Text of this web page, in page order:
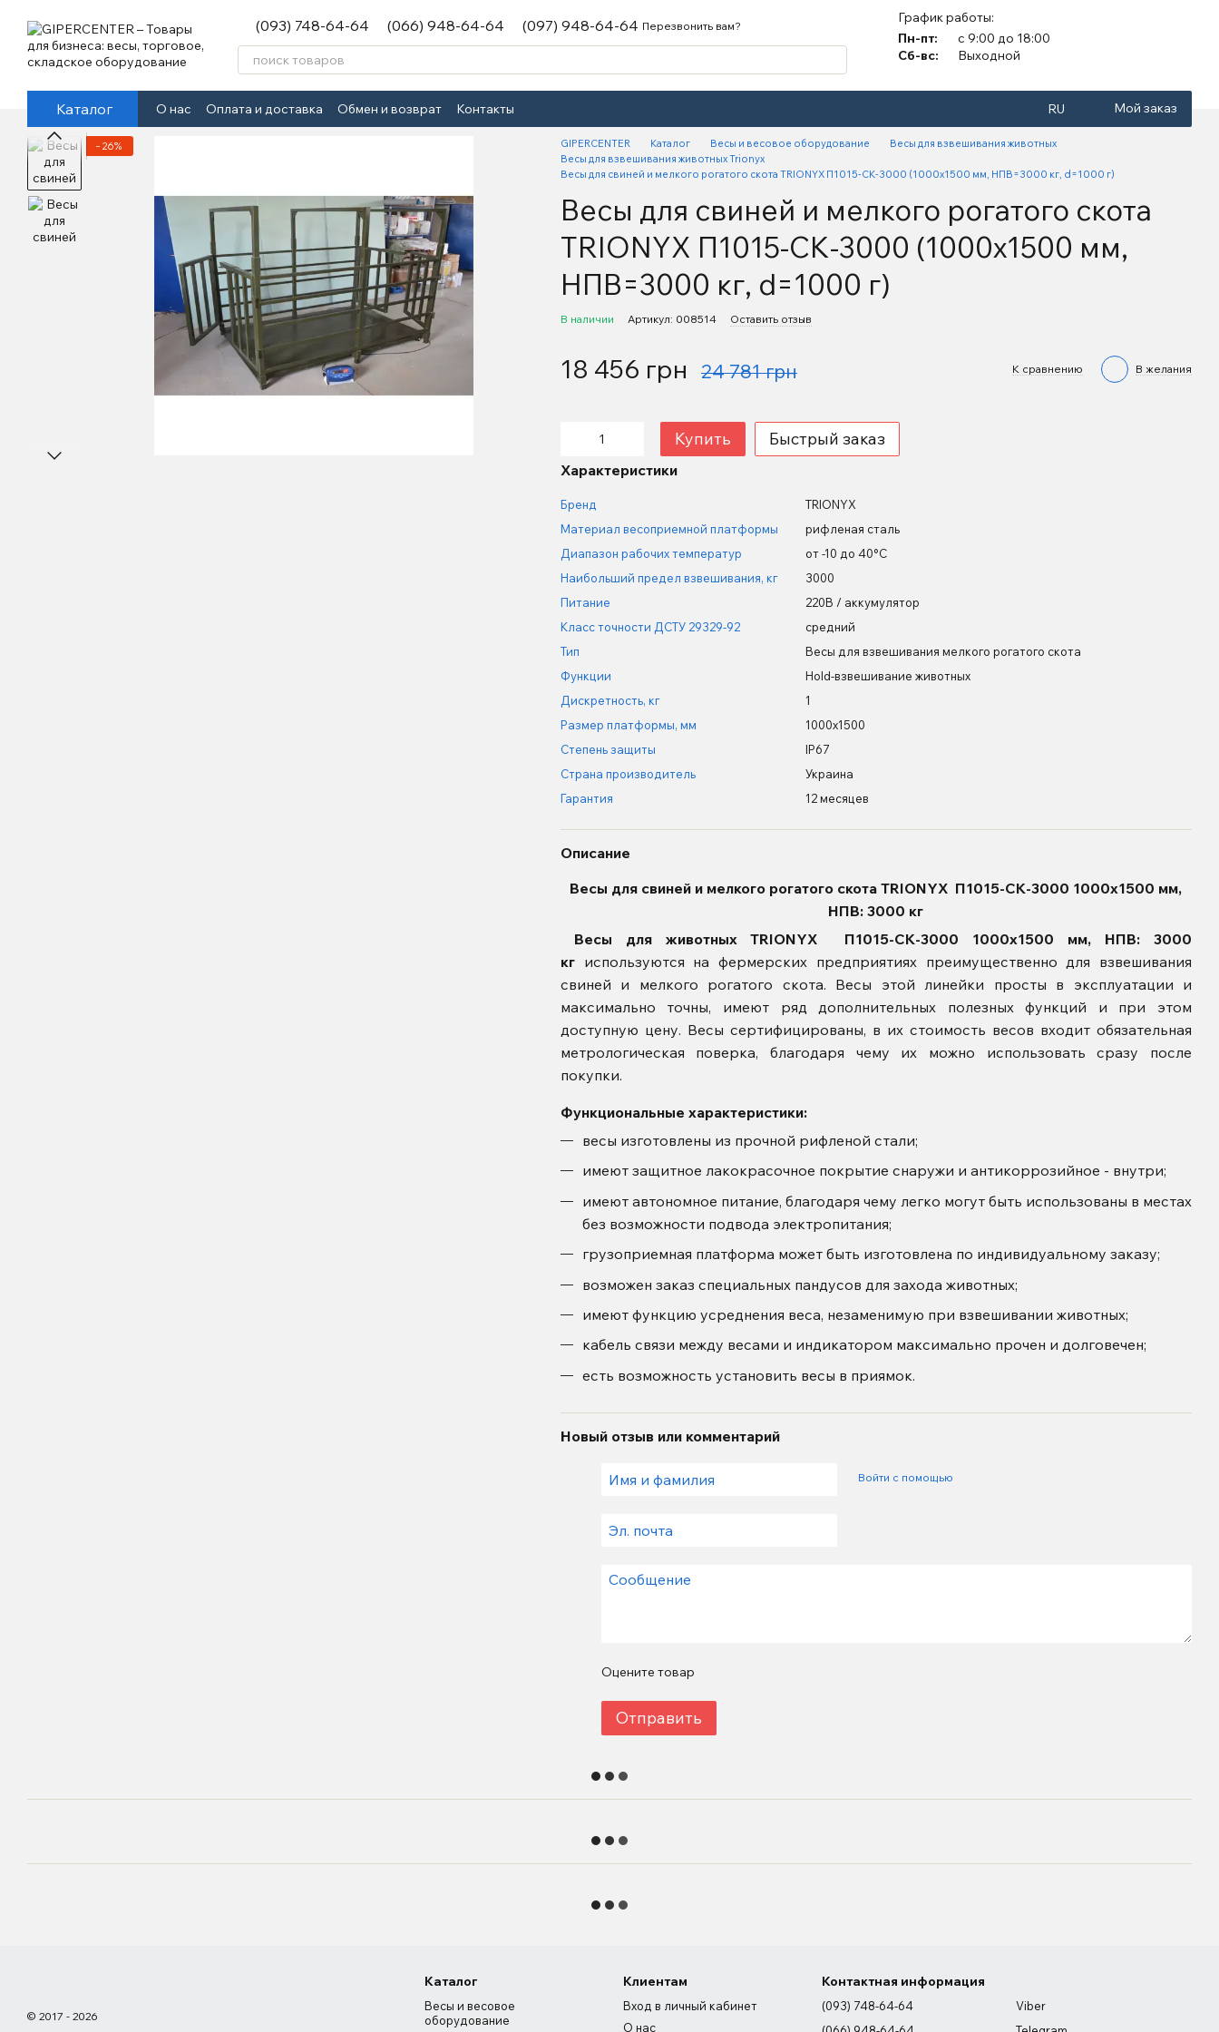
(093) 748-64-64 (066) 948-64-64 (097) 948-64-64 Перезвонить вам?
График работы:
Пн-пт:
с 9:00 до 18:00
Сб-вс:
Выходной
Каталог О нас Оплата и доставка Обмен и возврат Контакты RU Мой заказ
−26% GIPERCENTER Каталог Весы и весовое оборудование
Весы для взвешивания животных
Весы для взвешивания животных Trionyx
Весы для свиней и мелкого рогатого скота TRIONYX П1015-СК-3000 (1000х1500 мм, НПВ=3000 кг, d=1000 г)
Весы для свиней и мелкого рогатого скота
TRIONYX П1015-СК-3000 (1000х1500 мм,
НПВ=3000 кг, d=1000 г)
В наличии Артикул: 008514 Оставить отзыв
18 456 грн 24 781 грн К сравнению В желания
Купить Быстрый заказ
Характеристики
Бренд
TRIONYX
Материал весоприемной платформы
рифленая сталь
Диапазон рабочих температур
от -10 до 40°С
Наибольший предел взвешивания, кг
3000
Питание
220В / аккумулятор
Класс точности ДСТУ 29329-92
средний
Тип
Весы для взвешивания мелкого рогатого скота
Функции
Hold-взвешивание животных
Дискретность, кг
1
Размер платформы, мм
1000х1500
Степень защиты
IP67
Страна производитель
Украина
Гарантия
12 месяцев
Описание
Весы для свиней и мелкого рогатого скота TRIONYX П1015-СК-3000 1000х1500 мм,
НПВ: 3000 кг
Весы для животных TRIONYX П1015-СК-3000 1000х1500 мм, НПВ: 3000
кгиспользуются на фермерских предприятиях преимущественно для взвешивания
свиней и мелкого рогатого скота. Весы этой линейки просты в эксплуатации и
максимально точны, имеют ряд дополнительных полезных функций и при этом
доступную цену. Весы сертифицированы, в их стоимость весов входит обязательная
метрологическая поверка, благодаря чему их можно использовать сразу после
покупки.
Функциональные характеристики:
весы изготовлены из прочной рифленой стали;
имеют защитное лакокрасочное покрытие снаружи и антикоррозийное - внутри;
имеют автономное питание, благодаря чему легко могут быть использованы в местах
без возможности подвода электропитания;
грузоприемная платформа может быть изготовлена по индивидуальному заказу;
возможен заказ специальных пандусов для захода животных;
имеют функцию усреднения веса, незаменимую при взвешивании животных;
кабель связи между весами и индикатором максимально прочен и долговечен;
есть возможность установить весы в приямок.
Новый отзыв или комментарий
Войти с помощью
Оцените товар
Отправить
© 2017 - 2026
Каталог
Весы и весовое
оборудование
Клиентам
Вход в личный кабинет
О нас
Контактная информация
(093) 748-64-64
Viber